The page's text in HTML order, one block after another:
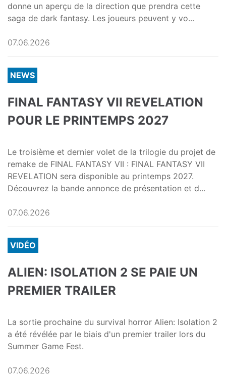
donne un aperçu de la direction que prendra cette
saga de dark fantasy. Les joueurs peuvent y vo...
07.06.2026
NEWS
FINAL FANTASY VII REVELATION
POUR LE PRINTEMPS 2027
Le troisième et dernier volet de la trilogie du projet de
remake de FINAL FANTASY VII : FINAL FANTASY VII
REVELATION sera disponible au printemps 2027.
Découvrez la bande annonce de présentation et d...
07.06.2026
VIDÉO
ALIEN: ISOLATION 2 SE PAIE UN
PREMIER TRAILER
La sortie prochaine du survival horror Alien: Isolation 2
a été révélée par le biais d'un premier trailer lors du
Summer Game Fest.
07.06.2026